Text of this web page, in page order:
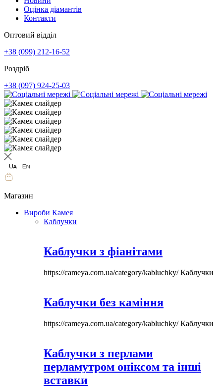
Оцінка діамантів
Контакти
Оптовий відділ
+38 (099) 212-16-52
Роздріб
+38 (097) 924-25-03
Магазин
Вироби Камея
Каблучки
Каблучки з фіанітами
https://cameya.com.ua/category/kabluchky/Каблучки
Каблучки без каміння
https://cameya.com.ua/category/kabluchky/Каблучки
Каблучки з перлами
перламутром оніксом та інші
вставки